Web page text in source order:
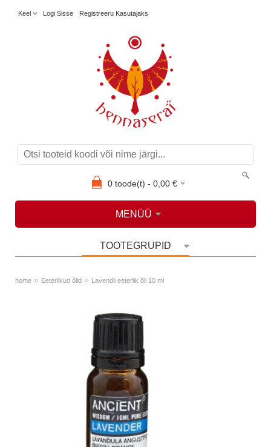
Keel Logi Sisse Registreeru Kasutajaks
0toode(t) - 0,00€
MENÜÜ
TOOTEGRUPID
home » Eeterlikud õlid » Lavendli eeterlik õli 10 ml